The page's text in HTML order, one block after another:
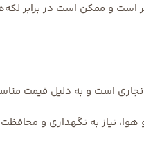
است و ممکن است در
است و به دلیل قیمت
نیاز به نگهداری و